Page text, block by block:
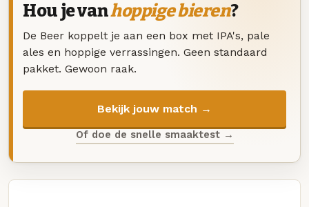
Hou je vanhoppige bieren?
De Beer koppelt je aan een box met IPA's, pale
ales en hoppige verrassingen. Geen standaard
pakket. Gewoon raak.
Bekijk jouw match →
Of doe de snelle smaaktest →